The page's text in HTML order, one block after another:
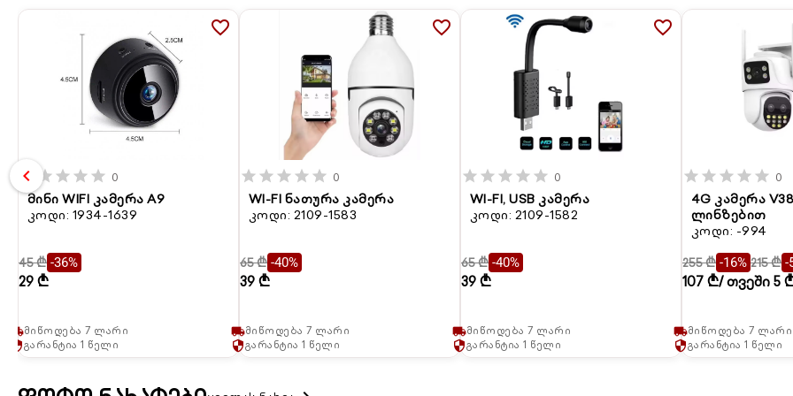
chevron_left
star star star star star 0
მინი WIFI კამერა A9
კოდი: 1934-1639
local_shippingმიწოდება 7 ლარი
securityგარანტია 1 წელი
45 ₾ -36%
29 ₾
favorite_border
star star star star star 0
WI-FI ნათურა კამერა
კოდი: 2109-1583
local_shippingმიწოდება 7 ლარი
securityგარანტია 1 წელი
65 ₾ -40%
39 ₾
favorite_border
star star star star star 0
WI-FI, USB კამერა
კოდი: 2109-1582
local_shippingმიწოდება 7 ლარი
securityგარანტია 1 წელი
65 ₾ -40%
39 ₾
favorite_border
star star star star star 0
4G კამერა
ლინზებით
კოდი: -994
local_shippingმიწოდება 7 ლარი
securityგარანტია 1 წელი
255 ₾ -16% 215 ₾ -
107 ₾/ თვეში 5